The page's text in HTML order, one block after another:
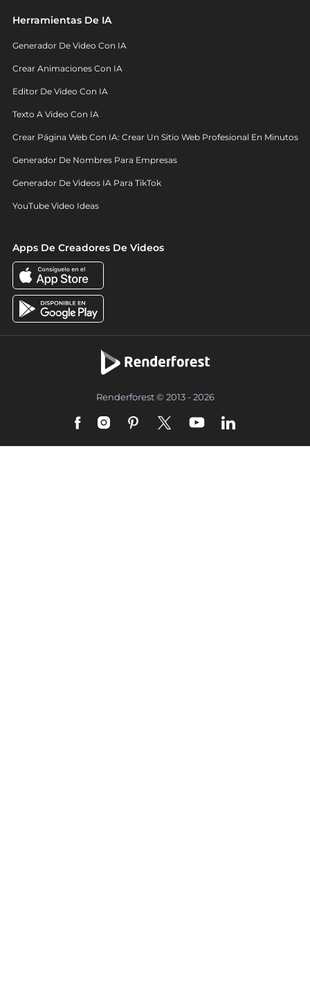
Herramientas De IA
Generador De Video Con IA
Crear Animaciones Con IA
Editor De Video Con IA
Texto A Video Con IA
Crear Página Web Con IA: Crear Un Sitio Web Profesional En Minutos
Generador De Nombres Para Empresas
Generador De Videos IA Para TikTok
YouTube Video Ideas
Apps De Creadores De Videos
Renderforest © 2013 - 2026